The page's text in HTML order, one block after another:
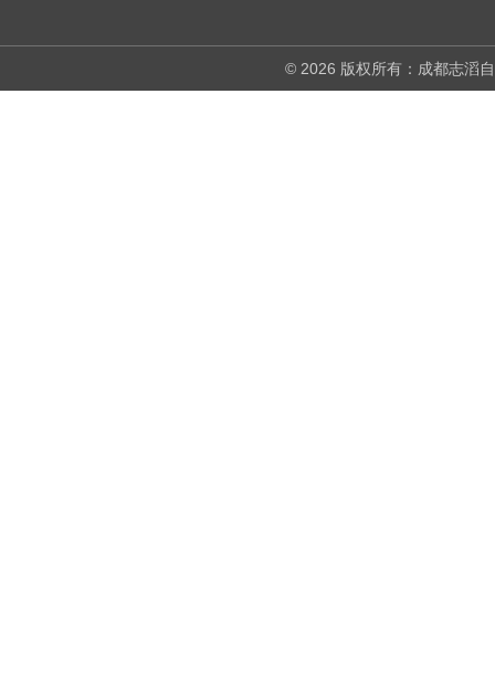
© 2026 版权所有：成都志滔